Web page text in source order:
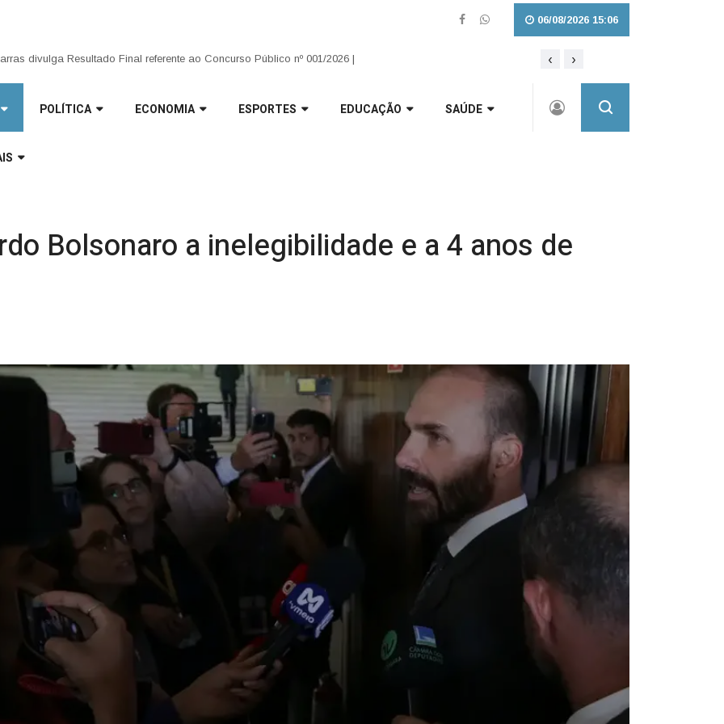
06/08/2026 15:06
transformam: Infraestrutura avança no interior e garante mais trafegabilidade para Três Barras | Pet Levado a Sério: Vagas para as
‹ ›
POLÍTICA ECONOMIA ESPORTES EDUCAÇÃO SAÚDE
Bolsonaro a inelegibilidade e a 4 anos de